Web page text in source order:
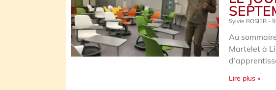
Sylvie ROSIER
Au
Martelet à
Lire plus »